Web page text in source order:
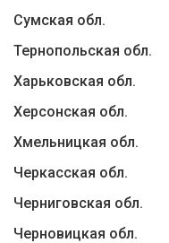
Сумская обл.
Тернопольская обл.
Харьковская обл.
Херсонская обл.
Хмельницкая обл.
Черкасская обл.
Черниговская обл.
Черновицкая обл.